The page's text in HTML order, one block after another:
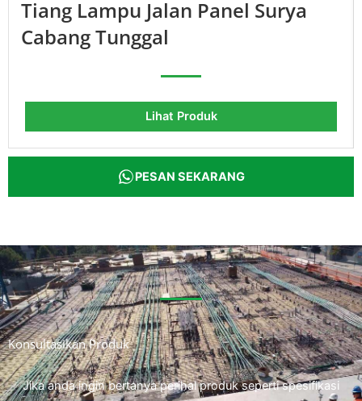
Tiang Lampu Jalan Panel Surya
Cabang Tunggal
Lihat Produk
PESAN SEKARANG
Konsultasikan Produk
Jika anda ingin bertanya perihal produk seperti spesifikasi